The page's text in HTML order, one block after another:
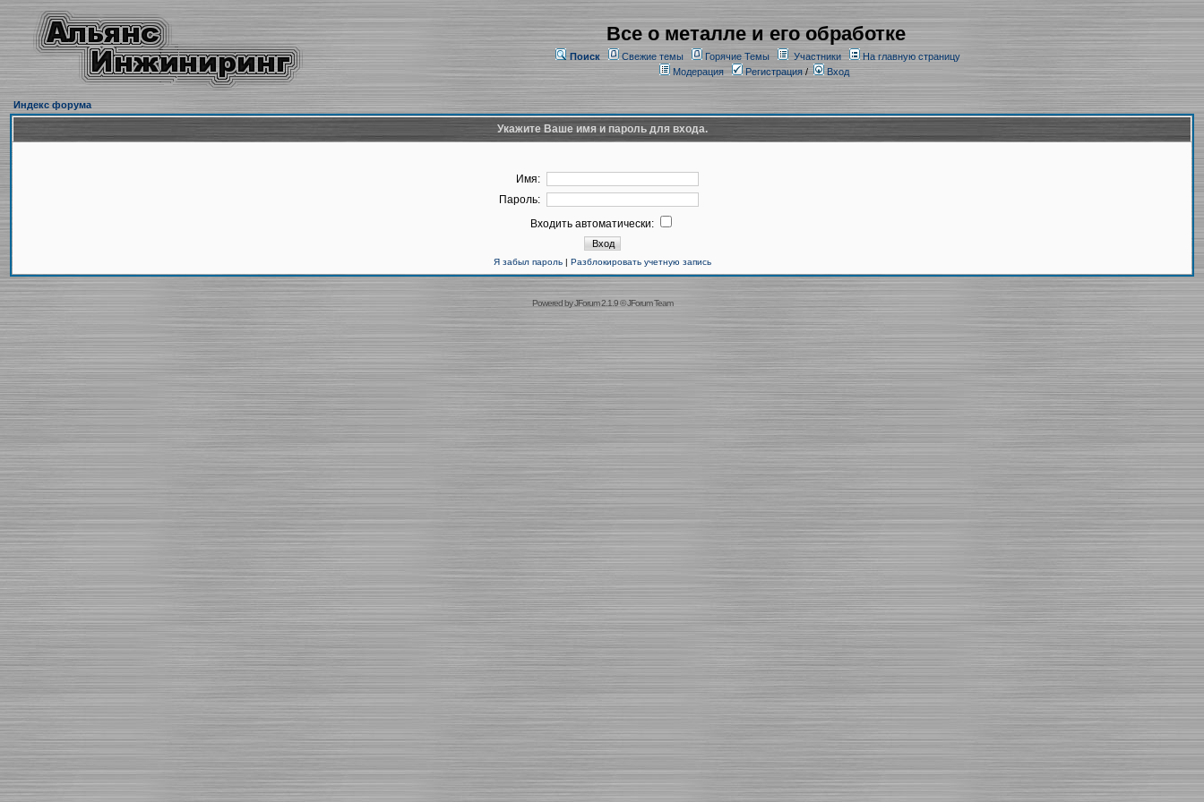
Все о металле и его обработке
Поиск Свежие темы Горячие Темы Участники
На главную страницу
Модерация
Регистрация/ Вход
Индекс форума
Укажите Ваше имя и пароль для входа.
Имя:
Пароль:
Входить автоматически:
Я забыл пароль| Разблокировать учетную запись
Powered byJForum 2.1.9©JForum Team